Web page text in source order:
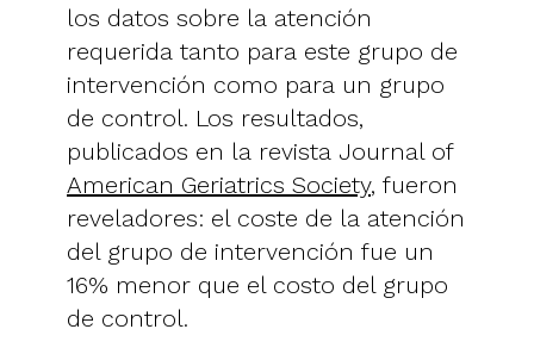
los datos sobre la atención
requerida tanto para este grupo de
intervención como para un grupo
de control. Los resultados,
publicados en la revista Journal of
American Geriatrics Society, fueron
reveladores: el coste de la atención
del grupo de intervención fue un
16% menor que el costo del grupo
de control.